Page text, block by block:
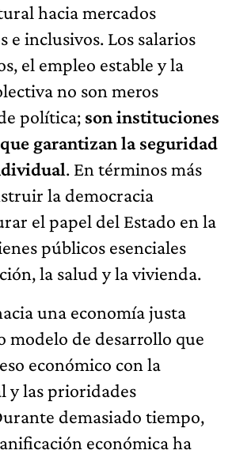
hacia mercados
e inclusivos. Los salarios
el empleo estable y la
no son meros
política; son instituciones
garantizan la seguridad
. En términos más
la democracia
el papel del Estado en la
públicos esenciales
la salud y la vivienda.
una economía justa
modelo de desarrollo que
económico con la
y las prioridades
demasiado tiempo,
económica ha